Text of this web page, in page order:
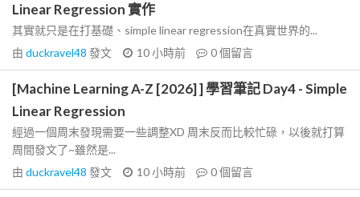
Linear Regression 實作
其實就只是在打基礎、simple linear regression在真實世界的...
由 duckravel48 發文 10 小時前 0個留言
[Machine Learning A-Z [2026] ] 學習筆記 Day4 - Simple
Linear Regression
經過一個周末發現需要一些調整XD 周末反而比較忙碌，以後就打算
周間發文了~雖然是...
由 duckravel48 發文 10 小時前 0個留言